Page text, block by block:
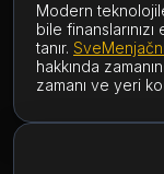
Modern
bile
tanır.
hakkında
zamanı ve yeri